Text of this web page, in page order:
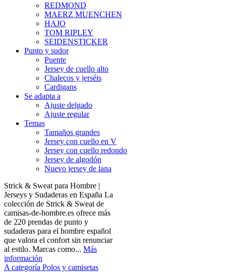
REDMOND
MAERZ MUENCHEN
HAJO
TOM RIPLEY
SEIDENSTICKER
Punto y sudor
Puente
Jersey de cuello alto
Chalecos y jerséis
Cardigans
Se adapta a
Ajuste delgado
Ajuste regular
Temas
Tamaños grandes
Jersey con cuello en V
Jersey con cuello redondo
Jersey de algodón
Nuevo jersey de lana
Strick & Sweat para Hombre |
Jerseys y Sudaderas en España La
colección de Strick & Sweat de
camisas-de-hombre.es ofrece más
de 220 prendas de punto y
sudaderas para el hombre español
que valora el confort sin renunciar
al estilo. Marcas como... Más
información
A categoría Polos y camisetas